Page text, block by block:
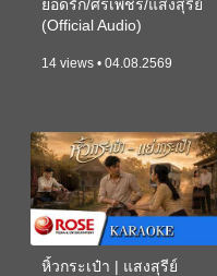
ยอดรัก/ศรเพชร/แสงสุรีย์
(Official Audio)
14 views • 04.08.2569
หิ้วกระเป๋า | แสงสุรีย์